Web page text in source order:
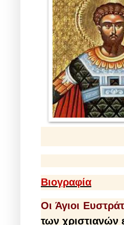
Βιογραφία
Οι Άγιοι
των χριστιανών